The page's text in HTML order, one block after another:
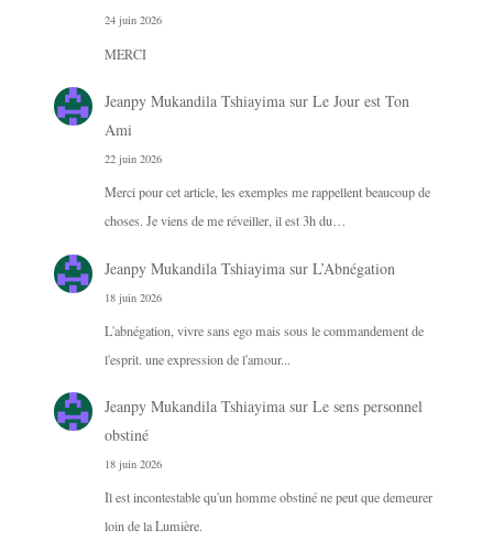
24 juin 2026
MERCI
Jeanpy Mukandila Tshiayimasur Le Jour est Ton
Ami
22 juin 2026
Merci pour cet article, les exemples me rappellent beaucoup de
choses. Je viens de me réveiller, il est 3h du…
Jeanpy Mukandila Tshiayimasur L’Abnégation
18 juin 2026
L'abnégation, vivre sans ego mais sous le commandement de
l'esprit. une expression de l'amour...
Jeanpy Mukandila Tshiayimasur Le sens personnel
obstiné
18 juin 2026
Il est incontestable qu'un homme obstiné ne peut que demeurer
loin de la Lumière.